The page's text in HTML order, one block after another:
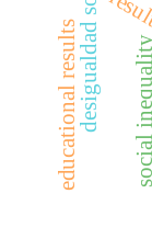
social
desigualdad social
educational results